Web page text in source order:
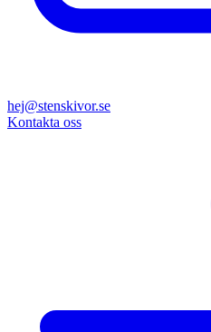
hej@stenskivor.se
Kontakta oss